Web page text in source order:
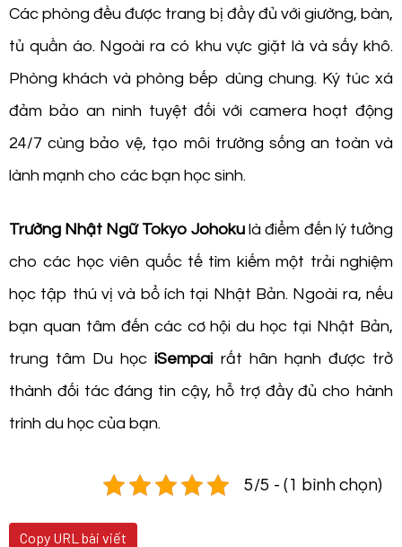
Các phòng đều được trang bị đầy đủ với giường, bàn,
tủ quần áo. Ngoài ra có khu vực giặt là và sấy khô.
Phòng khách và phòng bếp dùng chung. Ký túc xá
đảm bảo an ninh tuyệt đối với camera hoạt động
24/7 cùng bảo vệ, tạo môi trường sống an toàn và
lành mạnh cho các bạn học sinh.
Trường Nhật Ngữ Tokyo Johokulà điểm đến lý tưởng
cho các học viên quốc tế tìm kiếm một trải nghiệm
học tập thú vị và bổ ích tại Nhật Bản. Ngoài ra, nếu
bạn quan tâm đến các cơ hội du học tại Nhật Bản,
trung tâm Du họciSempai rất hân hạnh được trở
thành đối tác đáng tin cậy, hỗ trợ đầy đủ cho hành
trình du học của bạn.
5/5 - (1 bình chọn)
Copy URL bài viết